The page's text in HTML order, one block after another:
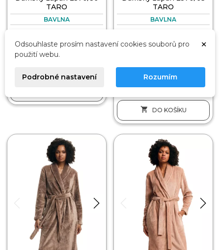
TARO
BAVLNA
M 4XL
TARO
BAVLNA
S M L XL XXL
3XL
 DO KOŠÍKU
×
Odsouhlaste prosím nastavení cookies souborů pro
použití webu.
Podrobné nastavení Rozumím